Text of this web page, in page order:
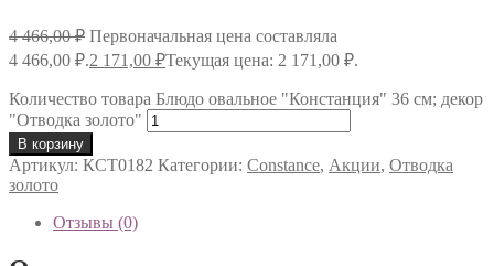
4 466,00₽ Первоначальная цена составляла
4 466,00 ₽.2 171,00 ₽Текущая цена: 2 171,00 ₽.
Количество товара Блюдо овальное "Констанция" 36 см; декор
"Отводка золото"
В корзину
Артикул: КСТ0182 Категории: Constance, Акции, Отводка
золото
Отзывы (0)